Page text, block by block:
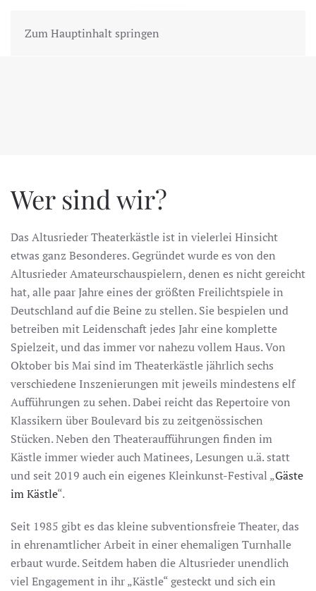
Zum Hauptinhalt springen
MENÜ
Wer sind wir?
Das Altusrieder Theaterkästle ist in vielerlei Hinsicht
etwas ganz Besonderes. Gegründet wurde es von den
Altusrieder Amateurschauspielern, denen es nicht gereicht
hat, alle paar Jahre eines der größten Freilichtspiele in
Deutschland auf die Beine zu stellen. Sie bespielen und
betreiben mit Leidenschaft jedes Jahr eine komplette
Spielzeit, und das immer vor nahezu vollem Haus. Von
Oktober bis Mai sind im Theaterkästle jährlich sechs
verschiedene Inszenierungen mit jeweils mindestens elf
Aufführungen zu sehen. Dabei reicht das Repertoire von
Klassikern über Boulevard bis zu zeitgenössischen
Stücken. Neben den Theateraufführungen finden im
Kästle immer wieder auch Matinees, Lesungen u.ä. statt
und seit 2019 auch ein eigenes Kleinkunst-Festival „Gäste
im Kästle“.
Seit 1985 gibt es das kleine subventionsfreie Theater, das
in ehrenamtlicher Arbeit in einer ehemaligen Turnhalle
erbaut wurde. Seitdem haben die Altusrieder unendlich
viel Engagement in ihr „Kästle“ gesteckt und sich ein